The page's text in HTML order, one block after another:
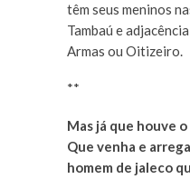
têm seus meninos
Tambaú e
Armas ou Oitizeiro.
**
Mas já que houve
Que venha e
homem de jaleco